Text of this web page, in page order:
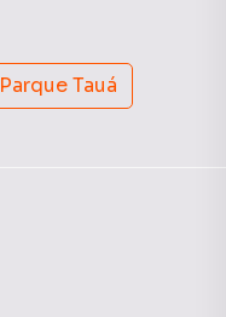
Parque Tauá